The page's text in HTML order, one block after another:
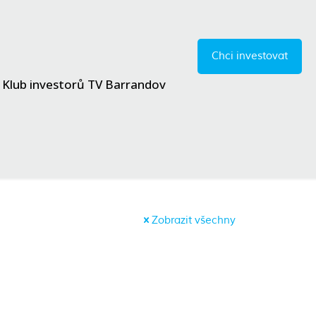
Klub investorů TV Barrandov
Chci investovat
Zobrazit všechny